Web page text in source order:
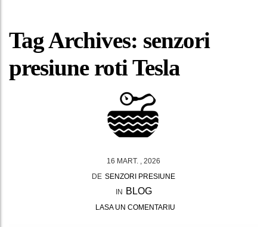
Tag Archives: senzori
presiune roti Tesla
16 MART. , 2026
DE SENZORI PRESIUNE
IN
BLOG
LASA UN COMENTARIU